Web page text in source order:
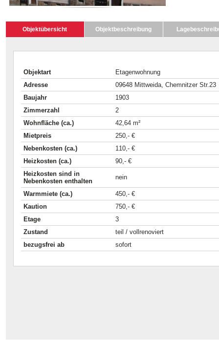
Objektübersicht Objektbeschreibung
Objektart
Etagenwohnung
Adresse
09648 Mittweida, Chemnitzer Str.23
Baujahr
1903
Zimmerzahl
2
Wohnfläche (ca.)
42,64 m²
Mietpreis
250,- €
Nebenkosten (ca.)
110,- €
Heizkosten (ca.)
90,- €
Heizkosten sind in
Nebenkosten enthalten
nein
Warmmiete (ca.)
450,- €
Kaution
750,- €
Etage
3
Zustand
teil / vollrenoviert
bezugsfrei ab
sofort